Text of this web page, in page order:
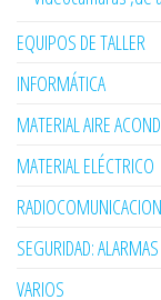
EQUIPOS DE TALLER
INFORMÁTICA
MATERIAL AIRE
MATERIAL ELÉCTRICO
SEGURIDAD:
VARIOS